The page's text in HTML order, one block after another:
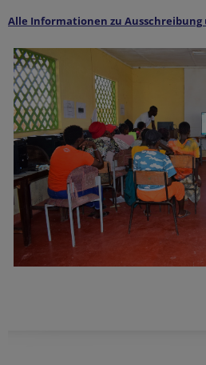
Alle Informationen zu Ausschreibung